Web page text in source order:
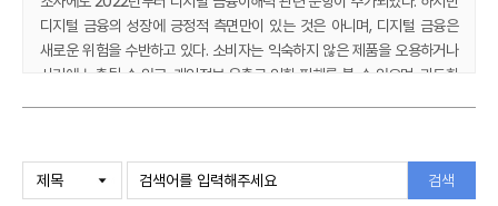
디지털 금융의 성장에 긍정적 측면만이 있는 것은 아니며, 디지털 금융은
새로운 위험을 수반하고 있다. 소비자는 익숙하지 않은 제품을 오용하거나
사기에 노출될 수 있고, 개인정보 유출로 인한 피해를 볼 수 있으며, 과도한
수 있는 문제도 있다. 금융 접근성의 향상과 활용의 증가가 금융이해력의
향상이나 금융복지의 향상을 의미하지는 않으며, 상대적으로 금융이해력이
검색